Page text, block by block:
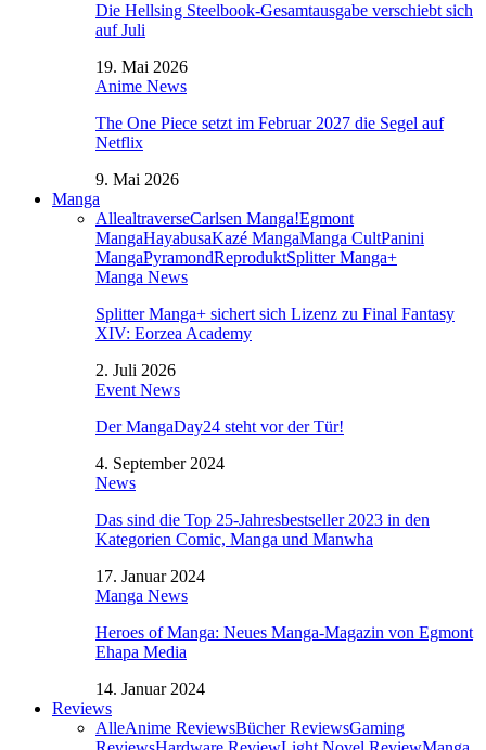
Die Hellsing Steelbook-Gesamtausgabe verschiebt sich
auf Juli
19. Mai 2026
Anime News
The One Piece setzt im Februar 2027 die Segel auf
Netflix
9. Mai 2026
Manga
AllealtraverseCarlsen Manga!Egmont
MangaHayabusaKazé MangaManga CultPanini
MangaPyramondReproduktSplitter Manga+
Manga News
Splitter Manga+ sichert sich Lizenz zu Final Fantasy
XIV: Eorzea Academy
2. Juli 2026
Event News
Der MangaDay24 steht vor der Tür!
4. September 2024
News
Das sind die Top 25-Jahresbestseller 2023 in den
Kategorien Comic, Manga und Manwha
17. Januar 2024
Manga News
Heroes of Manga: Neues Manga-Magazin von Egmont
Ehapa Media
14. Januar 2024
Reviews
AlleAnime ReviewsBücher ReviewsGaming